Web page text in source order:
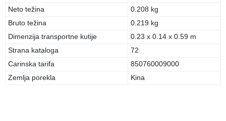
Neto težina
0.208 kg
Bruto težina
0.219 kg
Dimenzija transportne kutije
0.23 x 0.14 x 0.59 m
Strana kataloga
72
Carinska tarifa
850760009000
Zemlja porekla
Kina